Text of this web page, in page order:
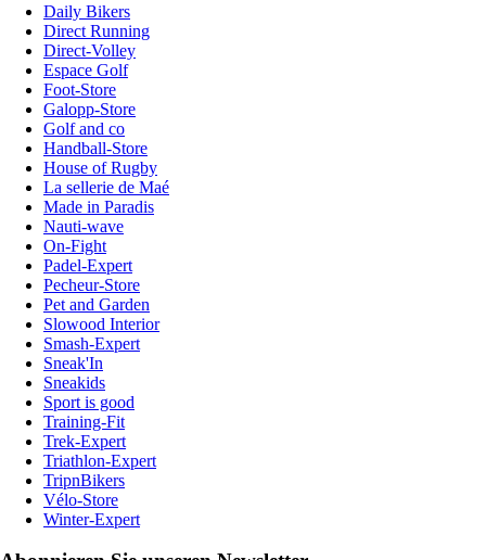
Daily Bikers
Direct Running
Direct-Volley
Espace Golf
Foot-Store
Galopp-Store
Golf and co
Handball-Store
House of Rugby
La sellerie de Maé
Made in Paradis
Nauti-wave
On-Fight
Padel-Expert
Pecheur-Store
Pet and Garden
Slowood Interior
Smash-Expert
Sneak'In
Sneakids
Sport is good
Training-Fit
Trek-Expert
Triathlon-Expert
TripnBikers
Vélo-Store
Winter-Expert